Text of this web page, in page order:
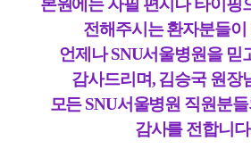
본원에는 자필 편지나 타이핑
전해주시는 환자분들이
언제나 SNU서울병원을 믿
감사드리며, 김승국 원장
모든 SNU서울병원 직원분
감사를 전합니